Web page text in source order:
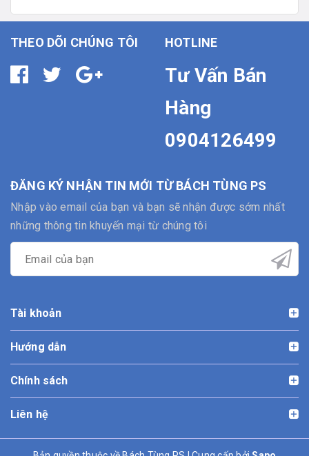
THEO DÕI CHÚNG TÔI HOTLINE
Tư Vấn Bán
Hàng
0904126499
ĐĂNG KÝ NHẬN TIN MỚI TỪ BÁCH TÙNG PS
Nhập vào email của bạn và bạn sẽ nhận được sớm nhất
những thông tin khuyến mại từ chúng tôi
Tài khoản
Hướng dẫn
Chính sách
Liên hệ